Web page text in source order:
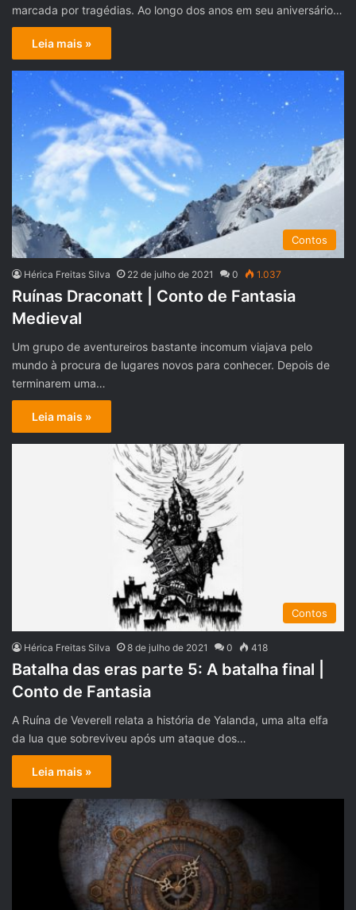
marcada por tragédias. Ao longo dos anos em seu aniversário…
Leia mais »
Contos
Hérica Freitas Silva 22 de julho de 2021 0 1.037
Ruínas Draconatt | Conto de Fantasia
Medieval
Um grupo de aventureiros bastante incomum viajava pelo
mundo à procura de lugares novos para conhecer. Depois de
terminarem uma…
Leia mais »
Contos
Hérica Freitas Silva 8 de julho de 2021 0 418
Batalha das eras parte 5: A batalha final |
Conto de Fantasia
A Ruína de Veverell relata a história de Yalanda, uma alta elfa
da lua que sobreviveu após um ataque dos…
Leia mais »